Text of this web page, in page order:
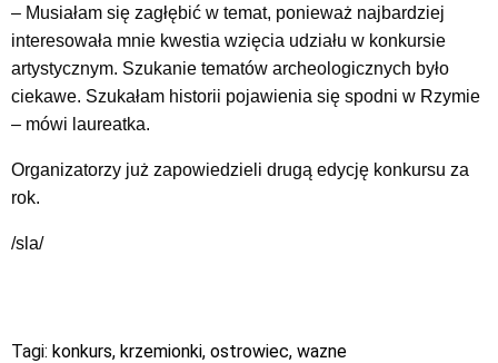
– Musiałam się zagłębić w temat, ponieważ najbardziej
interesowała mnie kwestia wzięcia udziału w konkursie
artystycznym. Szukanie tematów archeologicznych było
ciekawe. Szukałam historii pojawienia się spodni w Rzymie
– mówi laureatka.
Organizatorzy już zapowiedzieli drugą edycję konkursu za
rok.
/sla/
Tagi: konkurs, krzemionki, ostrowiec, wazne